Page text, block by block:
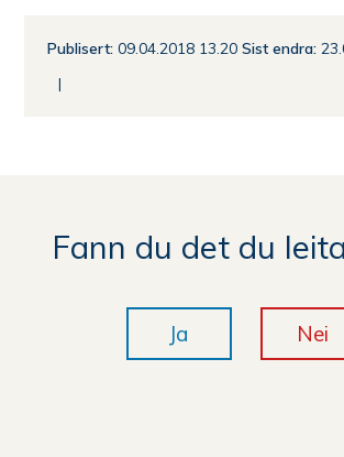
Publisert 09.04.2018 13.20 Sist endra
Fann du det du
Ja Nei